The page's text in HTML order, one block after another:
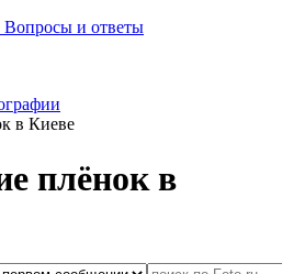
Вопросы и ответы
в Киеве
плёнок в